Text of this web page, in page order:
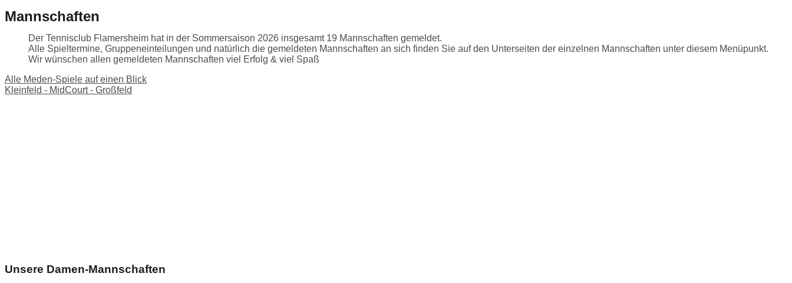
Mannschaften
Der Tennisclub Flamersheim hat in der Sommersaison 2026 insgesamt 19 Mannschaften gemeldet.
Alle Spieltermine, Gruppeneinteilungen und natürlich die gemeldeten Mannschaften an sich finden Sie auf den Unterseiten der einzelnen Mannschaften unter diesem Menüpunkt.
Wir wünschen allen gemeldeten Mannschaften viel Erfolg & viel Spaß
Alle Meden-Spiele auf einen Blick
Kleinfeld - MidCourt - Großfeld
Unsere Damen-Mannschaften